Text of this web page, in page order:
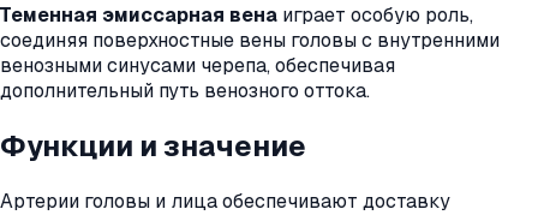
Теменная эмиссарная вена играет особую роль,
соединяя поверхностные вены головы с внутренними
венозными синусами черепа, обеспечивая
дополнительный путь венозного оттока.
Функции и значение
Артерии головы и лица обеспечивают доставку